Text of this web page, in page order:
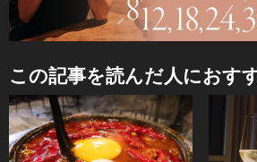
この記事を読んだ人におす